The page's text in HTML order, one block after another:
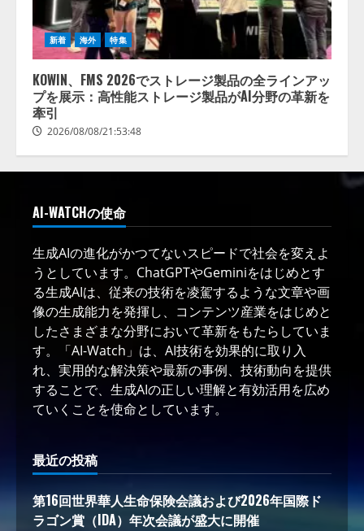
新着 海外 特集
KOWIN、FMS 2026でストレージ製品の全ラインアッ
プを展示：高性能ストレージ製品がAI分野の革新を
牽引
2026/08/08/21:53:48
AI-WATCHの使命
生成AIの進化がかつてないスピードで社会を変えよ
うとしています。ChatGPTやGeminiをはじめとす
る生成AIは、従来の技術を凌駕するような文章や画
像の生成能力を発揮し、コンテンツ産業をはじめと
したさまざまな分野において革新をもたらしていま
す。「AI-Watch」は、AI技術を効果的に取り入
れ、実用的な解決策や最新の事例、技術動向を提供
することで、生成AIの正しい理解と有効活用を広め
ていくことを使命としています。
最近の投稿
第16回世界華人生命保険会議および2026年国際ド
ラゴン賞（IDA）年次会議が盛大に開催